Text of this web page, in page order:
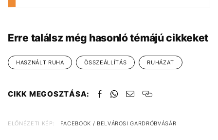
Erre találsz még hasonló témájú cikkeket
HASZNÁLT RUHA ÖSSZEÁLLÍTÁS RUHÁZAT
CIKK MEGOSZTÁSA:
ELŐNÉZETI KÉP: FACEBOOK / BELVÁROSI GARDRÓBVÁSÁR